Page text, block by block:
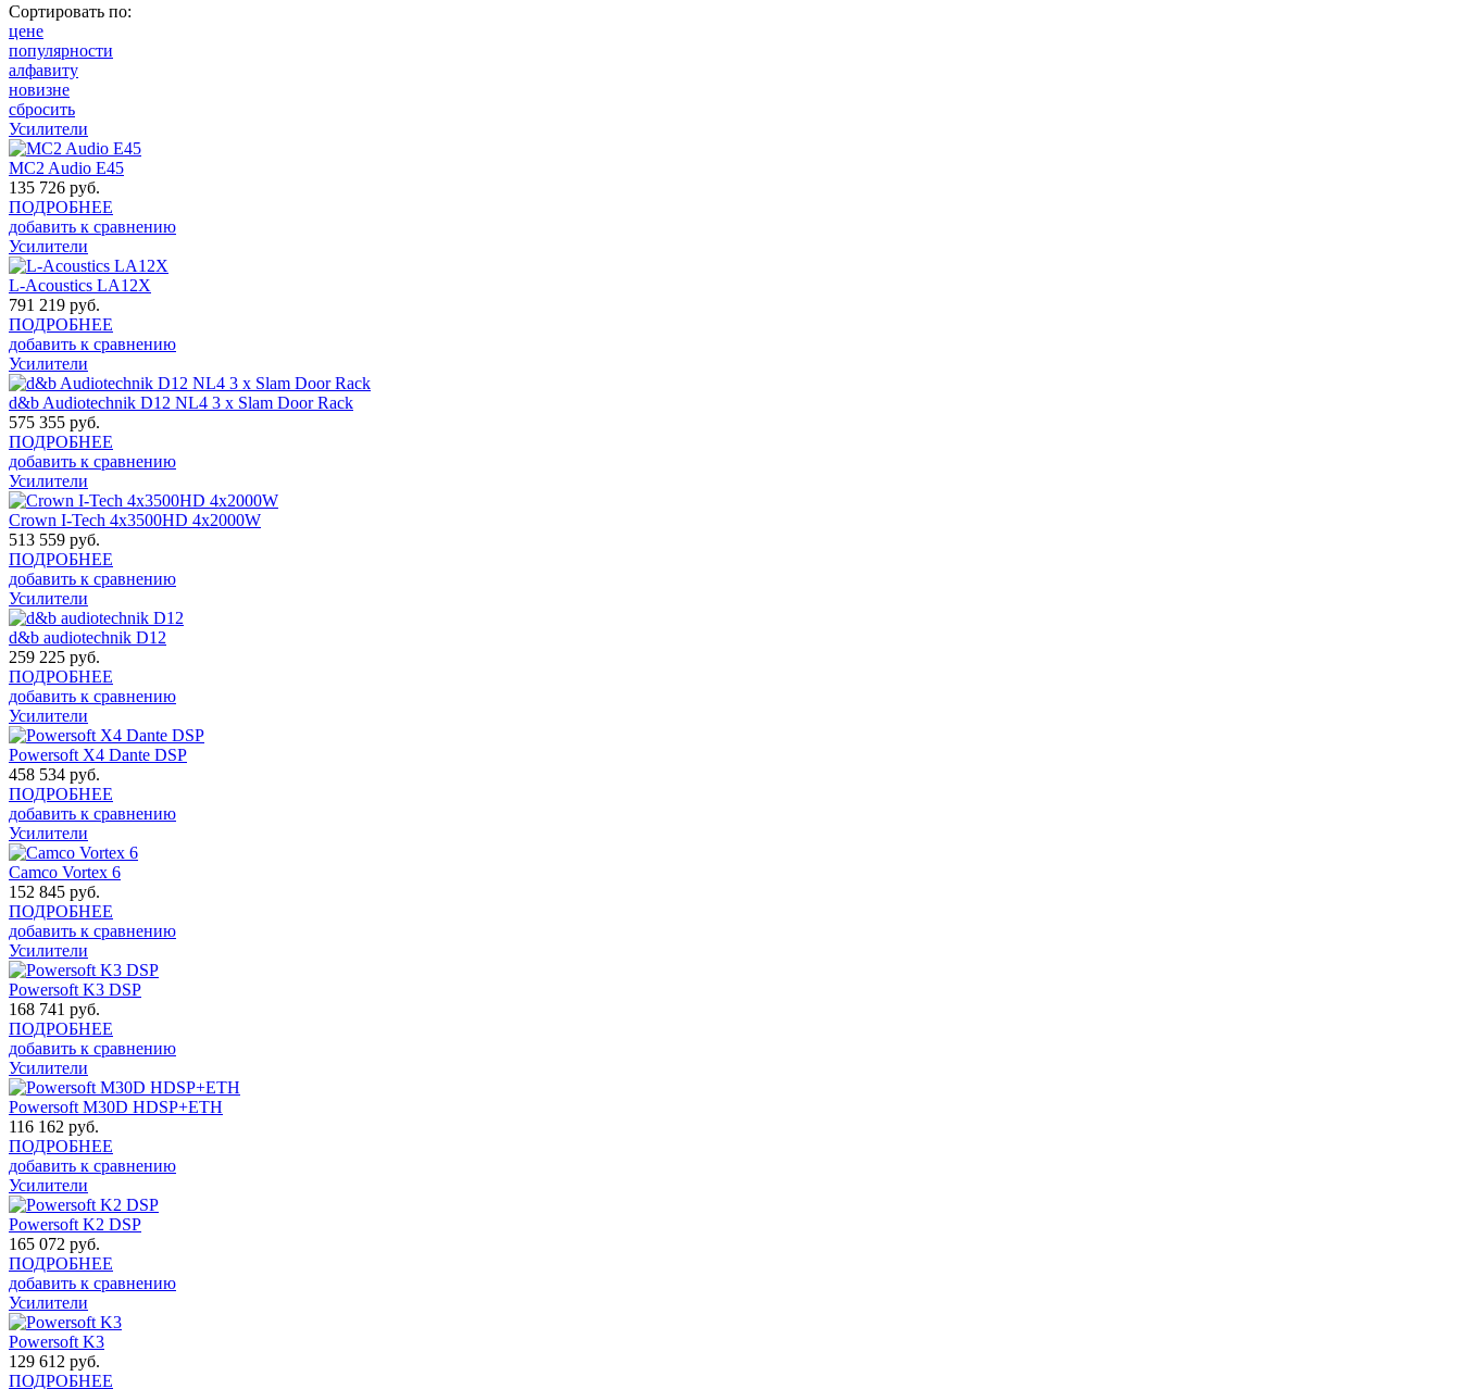
Сортировать по:
цене
популярности
алфавиту
новизне
сбросить
Усилители
MC2 Audio E45
135 726 руб.
ПОДРОБНЕЕ
добавить к сравнению
Усилители
L-Acoustics LA12X
791 219 руб.
ПОДРОБНЕЕ
добавить к сравнению
Усилители
d&b Audiotechnik D12 NL4 3 x Slam Door Rack
575 355 руб.
ПОДРОБНЕЕ
добавить к сравнению
Усилители
Crown I-Tech 4x3500HD 4x2000W
513 559 руб.
ПОДРОБНЕЕ
добавить к сравнению
Усилители
d&b audiotechnik D12
259 225 руб.
ПОДРОБНЕЕ
добавить к сравнению
Усилители
Powersoft X4 Dante DSP
458 534 руб.
ПОДРОБНЕЕ
добавить к сравнению
Усилители
Camco Vortex 6
152 845 руб.
ПОДРОБНЕЕ
добавить к сравнению
Усилители
Powersoft K3 DSP
168 741 руб.
ПОДРОБНЕЕ
добавить к сравнению
Усилители
Powersoft M30D HDSP+ETH
116 162 руб.
ПОДРОБНЕЕ
добавить к сравнению
Усилители
Powersoft K2 DSP
165 072 руб.
ПОДРОБНЕЕ
добавить к сравнению
Усилители
Powersoft K3
129 612 руб.
ПОДРОБНЕЕ